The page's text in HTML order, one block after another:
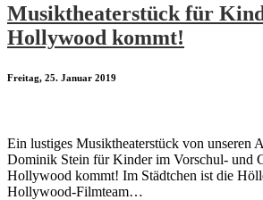
Musiktheaterstück für
Hollywood kommt!
Freitag, 25. Januar 2019
Ein lustiges Musiktheaterstück von unseren
Dominik Stein für Kinder im Vorschul- und
Hollywood kommt! Im Städtchen ist die
Hollywood-Filmteam…